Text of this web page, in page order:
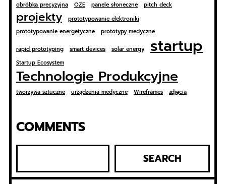
obróbka precyzyjna
OZE panele słoneczne pitch deck
projekty
prototypowanie elektroniki
prototypowanie energetyczne
prototypy medyczne
rapid prototyping smart devices solar energy startup
Startup Ecosystem
Technologie Produkcyjne
tworzywa sztuczne urządzenia medyczne Wireframes zdjęcia
COMMENTS
S
u
SEARCH